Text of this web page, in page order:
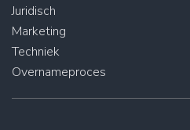
Juridisch
Marketing
Techniek
Overnameproces